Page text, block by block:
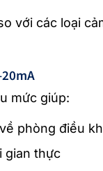
với các loại
mức giúp:
phòng điều
gian thực